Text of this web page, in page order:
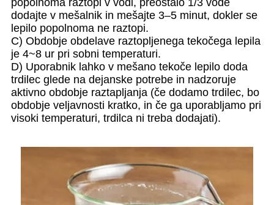
popolnoma raztopi v vodi, preostalo 1/3 vode
dodajte v mešalnik in mešajte 3–5 minut, dokler se
lepilo popolnoma ne raztopi.
C) Obdobje obdelave raztopljenega tekočega lepila
je 4~8 ur pri sobni temperaturi.
D) Uporabnik lahko v mešano tekoče lepilo doda
trdilec glede na dejanske potrebe in nadzoruje
aktivno obdobje raztapljanja (če dodamo trdilec, bo
obdobje veljavnosti kratko, in če ga uporabljamo pri
visoki temperaturi, trdilca ni treba dodajati).